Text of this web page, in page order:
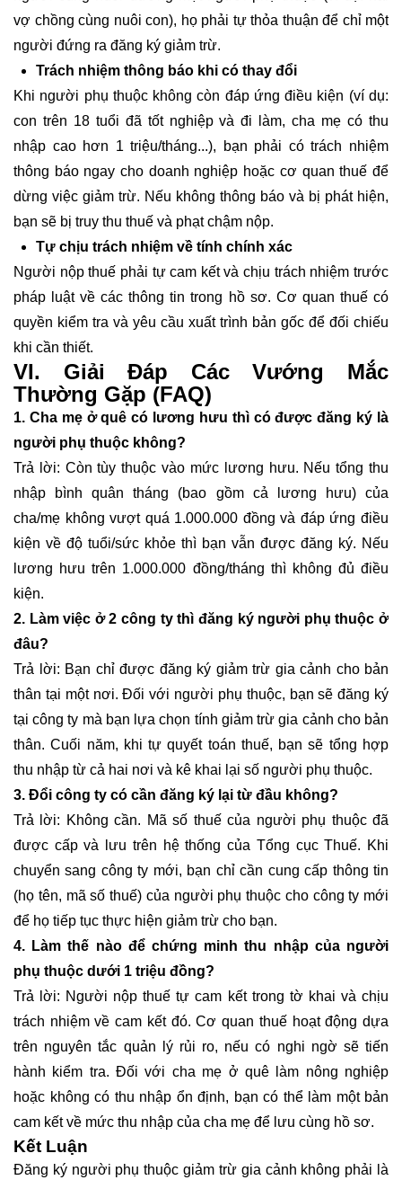
vợ chồng cùng nuôi con), họ phải tự thỏa thuận để chỉ một
người đứng ra đăng ký giảm trừ.
Trách nhiệm thông báo khi có thay đổi
Khi người phụ thuộc không còn đáp ứng điều kiện (ví dụ:
con trên 18 tuổi đã tốt nghiệp và đi làm, cha mẹ có thu
nhập cao hơn 1 triệu/tháng...), bạn phải có trách nhiệm
thông báo ngay cho doanh nghiệp hoặc cơ quan thuế để
dừng việc giảm trừ. Nếu không thông báo và bị phát hiện,
bạn sẽ bị truy thu thuế và phạt chậm nộp.
Tự chịu trách nhiệm về tính chính xác
Người nộp thuế phải tự cam kết và chịu trách nhiệm trước
pháp luật về các thông tin trong hồ sơ. Cơ quan thuế có
quyền kiểm tra và yêu cầu xuất trình bản gốc để đối chiếu
khi cần thiết.
VI. Giải Đáp Các Vướng Mắc
Thường Gặp (FAQ)
1. Cha mẹ ở quê có lương hưu thì có được đăng ký là
người phụ thuộc không?
Trả lời: Còn tùy thuộc vào mức lương hưu. Nếu tổng thu
nhập bình quân tháng (bao gồm cả lương hưu) của
cha/mẹ không vượt quá 1.000.000 đồng và đáp ứng điều
kiện về độ tuổi/sức khỏe thì bạn vẫn được đăng ký. Nếu
lương hưu trên 1.000.000 đồng/tháng thì không đủ điều
kiện.
2. Làm việc ở 2 công ty thì đăng ký người phụ thuộc ở
đâu?
Trả lời: Bạn chỉ được đăng ký giảm trừ gia cảnh cho bản
thân tại một nơi. Đối với người phụ thuộc, bạn sẽ đăng ký
tại công ty mà bạn lựa chọn tính giảm trừ gia cảnh cho bản
thân. Cuối năm, khi tự quyết toán thuế, bạn sẽ tổng hợp
thu nhập từ cả hai nơi và kê khai lại số người phụ thuộc.
3. Đổi công ty có cần đăng ký lại từ đầu không?
Trả lời: Không cần. Mã số thuế của người phụ thuộc đã
được cấp và lưu trên hệ thống của Tổng cục Thuế. Khi
chuyển sang công ty mới, bạn chỉ cần cung cấp thông tin
(họ tên, mã số thuế) của người phụ thuộc cho công ty mới
để họ tiếp tục thực hiện giảm trừ cho bạn.
4. Làm thế nào để chứng minh thu nhập của người
phụ thuộc dưới 1 triệu đồng?
Trả lời: Người nộp thuế tự cam kết trong tờ khai và chịu
trách nhiệm về cam kết đó. Cơ quan thuế hoạt động dựa
trên nguyên tắc quản lý rủi ro, nếu có nghi ngờ sẽ tiến
hành kiểm tra. Đối với cha mẹ ở quê làm nông nghiệp
hoặc không có thu nhập ổn định, bạn có thể làm một bản
cam kết về mức thu nhập của cha mẹ để lưu cùng hồ sơ.
Kết Luận
Đăng ký người phụ thuộc giảm trừ gia cảnh không phải là